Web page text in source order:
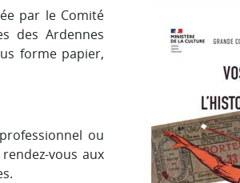
par le Comité
des Ardennes
forme papier,
ou
vous aux